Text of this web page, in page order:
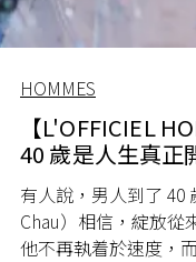
HOMMES
【L'OFFICIEL
40 歲是人生真正
有人說，男人到了 40
Chau）相信，綻放從
他不再執着於速度，